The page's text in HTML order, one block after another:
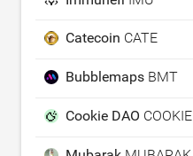
Catecoin CATE
Bubblemaps BMT
Cookie DAO COOKIE